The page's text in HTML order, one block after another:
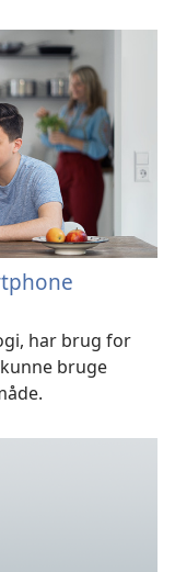
har brug for
bruge